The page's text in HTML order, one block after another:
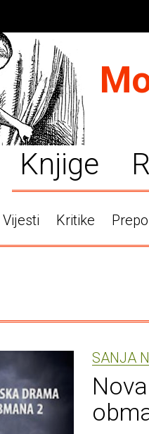
Knjige
Vijesti Kritike
SANJA